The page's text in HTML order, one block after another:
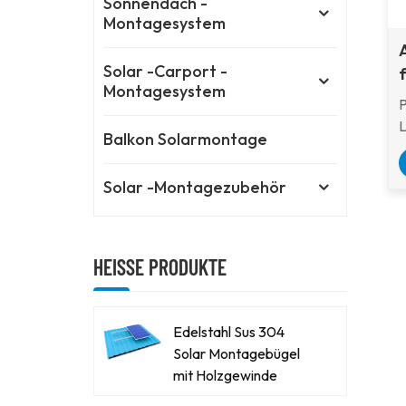
Montagesystem
Solar -Carport -
Montagesystem
Balkon Solarmontage
Solar -Montagezubehör
HEISSE PRODUKTE
Edelstahl Sus 304
Solar Montagebügel
mit Holzgewinde